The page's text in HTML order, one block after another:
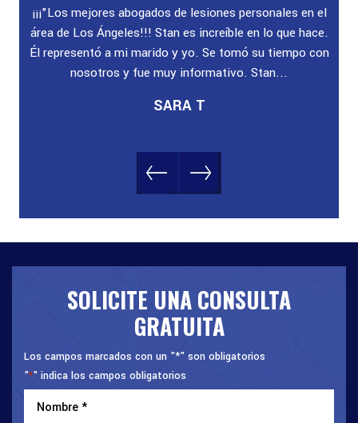
¡¡¡"Los mejores abogados de lesiones personales en el
área de Los Ángeles!!! Stan es increíble en lo que hace.
Él representó a mi marido y yo. Se tomó su tiempo con
nosotros y fue muy informativo. Stan...
SARA T
SOLICITE UNA CONSULTA
GRATUITA
Los campos marcados con un "*" son obligatorios
"*" indica los campos obligatorios